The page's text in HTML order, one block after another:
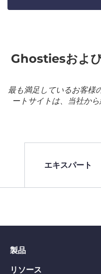
Ghostiesおよ
最も満足しているお客様
ートサイトは、当社か
エキスパート
製品
PC向けVPN
リソース